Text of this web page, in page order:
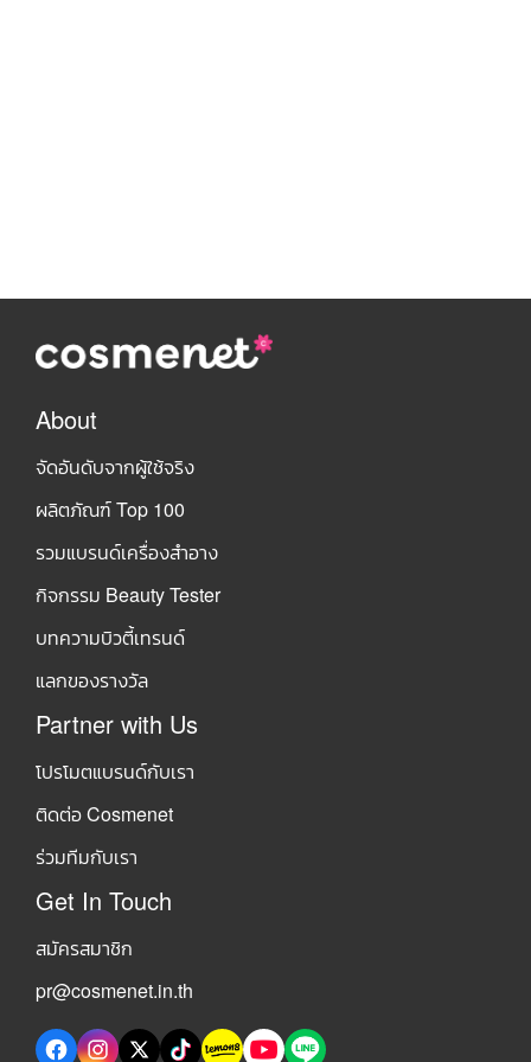
About
จัดอันดับจากผู้ใช้จริง
ผลิตภัณฑ์ Top 100
รวมแบรนด์เครื่องสำอาง
กิจกรรม Beauty Tester
บทความบิวตี้เทรนด์
แลกของรางวัล
Partner with Us
โปรโมตแบรนด์กับเรา
ติดต่อ Cosmenet
ร่วมทีมกับเรา
Get In Touch
สมัครสมาชิก
pr@cosmenet.in.th